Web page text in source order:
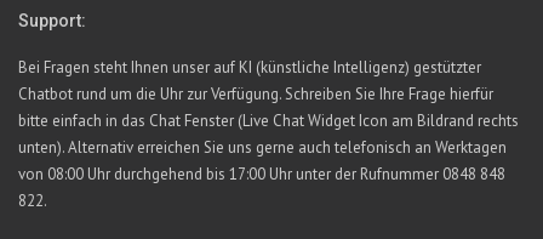
Support:
Bei Fragen steht Ihnen unser auf KI (künstliche Intelligenz) gestützter
Chatbot rund um die Uhr zur Verfügung. Schreiben Sie Ihre Frage hierfür
bitte einfach in das Chat Fenster (Live Chat Widget Icon am Bildrand rechts
unten). Alternativ erreichen Sie uns gerne auch telefonisch an Werktagen
von 08:00 Uhr durchgehend bis 17:00 Uhr unter der Rufnummer 0848 848
822.